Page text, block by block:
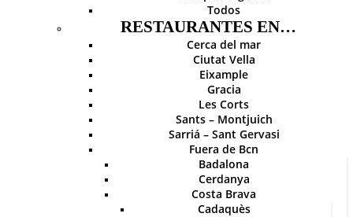
Todos
RESTAURANTES EN…
Cerca del mar
Ciutat Vella
Eixample
Gracia
Les Corts
Sants – Montjuich
Sarriá – Sant Gervasi
Fuera de Bcn
Badalona
Cerdanya
Costa Brava
Cadaquès